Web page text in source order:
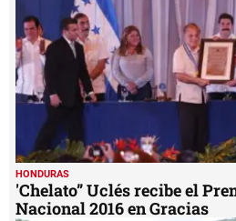
HONDURAS
'Chelato” Uclés recibe el
Nacional 2016 en Gracias